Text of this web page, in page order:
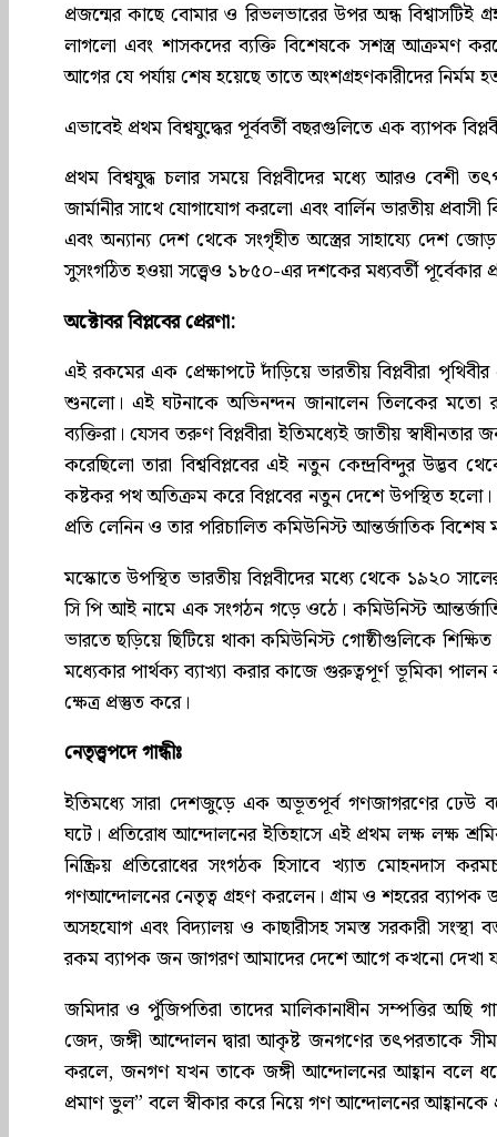
প্রজন্মের কাছে বোমার ও রিভলভারের উপর অন্ধ বিশ্বাসটিই
লাগলো এবং শাসকদের ব্যক্তি বিশেষকে সশস্ত্র আক্রমণ
আগের যে পর্যায় শেষ হয়েছে তাতে অংশগ্রহণকারীদের নির্মম
এভাবেই প্রথম বিশ্বযুদ্ধের পূর্ববর্তী বছরগুলিতে এক ব্যাপক
প্রথম বিশ্বযুদ্ধ চলার সময়ে বিপ্লবীদের মধ্যে আরও বেশী
জার্মানীর সাথে যোগাযোগ করলো এবং বার্লিন ভারতীয়
এবং অন্যান্য দেশ থেকে সংগৃহীত অস্ত্রের সাহায্যে দেশ
সুসংগঠিত হওয়া সত্ত্বেও ১৮৫০-এর দশকের মধ্যবর্তী পূর্বেকার
অক্টোবর বিপ্লবের প্রেরণা:
এই রকমের এক প্রেক্ষাপটে দাঁড়িয়ে ভারতীয় বিপ্লবীরা
শুনলো। এই ঘটনাকে অভিনন্দন জানালেন তিলকের মতো
ব্যক্তিরা। যেসব তরুণ বিপ্লবীরা ইতিমধ্যেই জাতীয় স্বাধীনতার
করেছিলো তারা বিশ্ববিপ্লবের এই নতুন কেন্দ্রবিন্দুর
কষ্টকর পথ অতিক্রম করে বিপ্লবের নতুন দেশে উপস্থিত
প্রতি লেনিন ও তার পরিচালিত কমিউনিস্ট আন্তর্জাতিক
মস্কোতে উপস্থিত ভারতীয় বিপ্লবীদের মধ্যে থেকে ১৯২০
সি পি আই নামে এক সংগঠন গড়ে ওঠে। কমিউনিস্ট
ভারতে ছড়িয়ে ছিটিয়ে থাকা কমিউনিস্ট গোষ্ঠীগুলিকে
মধ্যেকার পার্থক্য ব্যাখ্যা করার কাজে গুরুত্বপূর্ণ ভূমিকা
ক্ষেত্র প্রস্তুত করে।
নেতৃত্ত্বপদে গান্ধীঃ
ইতিমধ্যে সারা দেশজুড়ে এক অভূতপূর্ব গণজাগরণের ঢেউ
ঘটে। প্রতিরোধ আন্দোলনের ইতিহাসে এই প্রথম লক্ষ লক্ষ
নিষ্ক্রিয় প্রতিরোধের সংগঠক হিসাবে খ্যাত মোহনদাস
গণআন্দোলনের নেতৃত্ব গ্রহণ করলেন। গ্রাম ও শহরের ব্যাপক
অসহযোগ এবং বিদ্যালয় ও কাছারীসহ সমস্ত সরকারী
রকম ব্যাপক জন জাগরণ আমাদের দেশে আগে কখনো দেখা
জমিদার ও পুঁজিপতিরা তাদের মালিকানাধীন সম্পত্তির
জেদ, জঙ্গী আন্দোলন দ্বারা আকৃষ্ট জনগণের তৎপরতাকে
করলে, জনগণ যখন তাকে জঙ্গী আন্দোলনের আহ্বান বলে
প্রমাণ ভুল” বলে স্বীকার করে নিয়ে গণ আন্দোলনের আহ্বানকে